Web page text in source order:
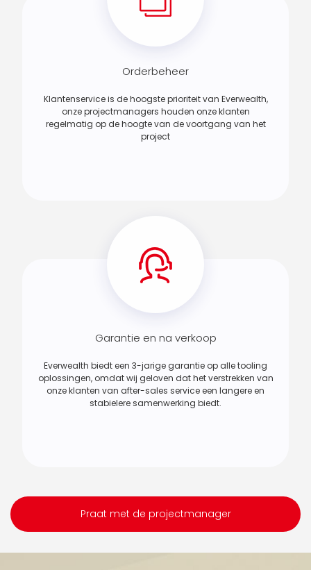
Orderbeheer
Klantenservice is de hoogste prioriteit van Everwealth,
onze projectmanagers houden onze klanten
regelmatig op de hoogte van de voortgang van het
project
Garantie en na verkoop
Everwealth biedt een 3-jarige garantie op alle tooling
oplossingen, omdat wij geloven dat het verstrekken van
onze klanten van after-sales service een langere en
stabielere samenwerking biedt.
Praat met de projectmanager